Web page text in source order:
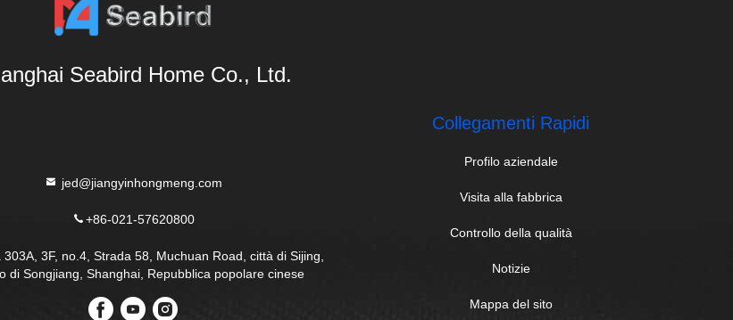
Seabird Home Co., Ltd.
jed@jiangyinhongmeng.com
+86-021-57620800
303A, 3F, no.4, Strada 58, Muchuan Road, città di Sijing,
di Songjiang, Shanghai, Repubblica popolare cinese
Collegamenti Rapidi
Profilo aziendale
Visita alla fabbrica
Controllo della qualità
Notizie
Mappa del sito